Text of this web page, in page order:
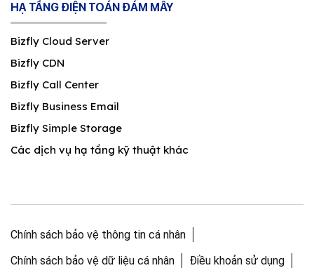
HẠ TẦNG ĐIỆN TOÁN ĐÁM MÂY
Bizfly Cloud Server
Bizfly CDN
Bizfly Call Center
Bizfly Business Email
Bizfly Simple Storage
Các dịch vụ hạ tầng kỹ thuật khác
Chính sách bảo vệ thông tin cá nhân
Chính sách bảo vệ dữ liệu cá nhân
Điều khoản sử dụng